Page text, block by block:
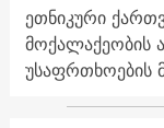
ეთნიკური
მოქალაქეობის
უსაფრთხოების